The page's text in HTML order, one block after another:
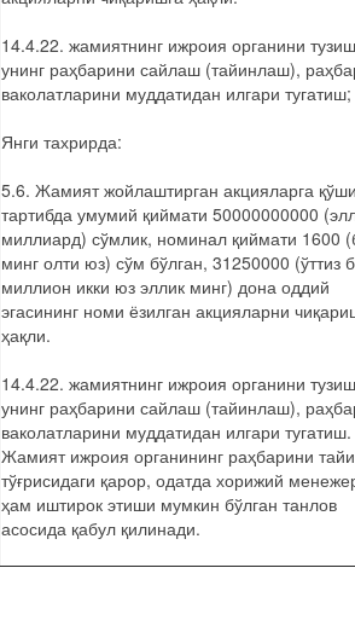
14.4.22. жамиятнинг ижроия органини
унинг раҳбарини сайлаш (тайинлаш),
ваколатларини муддатидан илгари тугатиш;
Янги тахрирда:
5.6. Жамият жойлаштирган акцияларга
тартибда умумий қиймати 50000000000
миллиард) сўмлик, номинал қиймати 1600
минг олти юз) сўм бўлган, 31250000 (ўттиз
миллион икки юз эллик минг) дона оддий
эгасининг номи ёзилган акцияларни
ҳақли.
14.4.22. жамиятнинг ижроия органини
унинг раҳбарини сайлаш (тайинлаш),
ваколатларини муддатидан илгари тугатиш.
Жамият ижроия органининг раҳбарини
тўғрисидаги қарор, одатда хорижий
ҳам иштирок этиши мумкин бўлган танлов
асосида қабул қилинади.